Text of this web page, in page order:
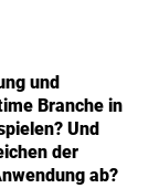
und
Branche in
Und
der
ab?